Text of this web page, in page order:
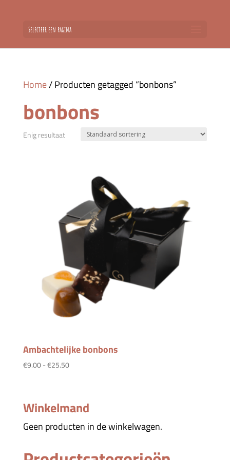
Selecteer een pagina
Home/ Producten getagged “bonbons”
bonbons
Enig resultaat
Ambachtelijke bonbons
€9.00 -€25.50Prijsklasse:
Winkelmand
Geen producten in de winkelwagen.